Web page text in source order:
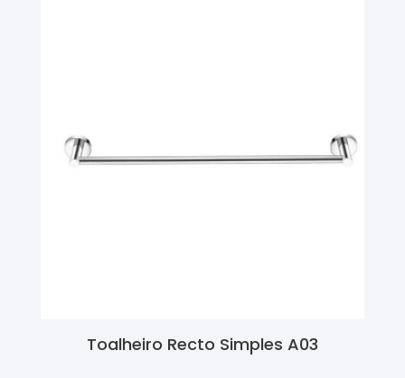
Toalheiro Recto Simples A03